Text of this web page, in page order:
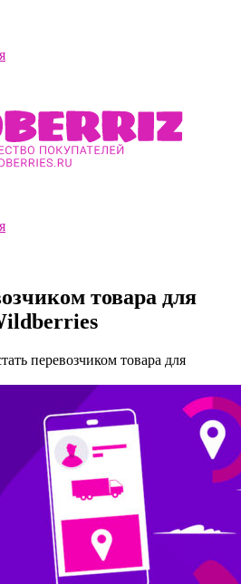
товара для
перевозчиком товара для